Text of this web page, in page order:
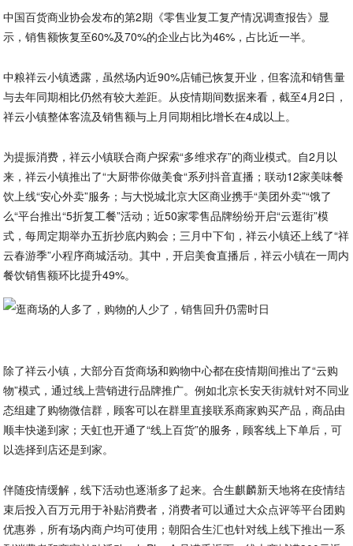
中国百货商业协会发布的第2期《零售业复工复产情况调查报告》显
示，销售额恢复至60%及70%的企业占比为46%，占比近一半。
中粮祥云小镇透露，虽然场内近90%店铺已恢复开业，但客流和销售量
与去年同期相比仍然有较大差距。从疫情期间数据来看，截至4月2日，
祥云小镇整体客流及销售额与上月同期相比增长在4成以上。
为提振消费，祥云小镇联合商户探索“多维求存”的商业模式。自2月以
来，祥云小镇推出了“大厨带你做美食“系列抖音直播；联动12家美味餐
饮上线“安心外卖”服务；与大悦城北京大区商业携手“美团外卖”“饿了
么“平台推出“5折复工餐”活动；近50家零售品牌纷纷开启“云逛街”模
式，每周定期举办五折抄底内购会；三月中下旬，祥云小镇还上线了“祥
云春游季”小程序商城活动。其中，开启美食直播后，祥云小镇在一周内
餐饮销售额环比提升49%。
除了祥云小镇，大部分百货商场和购物中心都在疫情期间推出了“云购
物”模式，通过线上营销进行品牌推广。例如北京长安天街就针对不同业
态组建了购物微信群，顾客可以在群里直接联系商家购买产品，商品由
顺丰快递到家；天虹也开通了“线上百货”的服务，顾客线上下单后，可
以选择到店还是到家。
伴随疫情缓解，线下活动也逐渐多了起来。合生麒麟新天地将在疫情结
束后投入百万元用于补贴消费者，消费者可以通过大众点评等平台团购
优惠券，所有场内商户均可使用；朝阳合生汇也针对线上线下推出一系